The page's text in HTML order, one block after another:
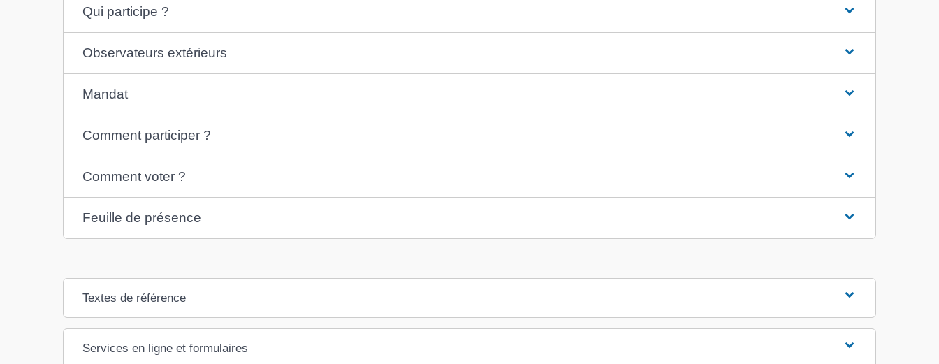
Qui participe ?
Observateurs extérieurs
Mandat
Comment participer ?
Comment voter ?
Feuille de présence
Textes de référence
Services en ligne et formulaires